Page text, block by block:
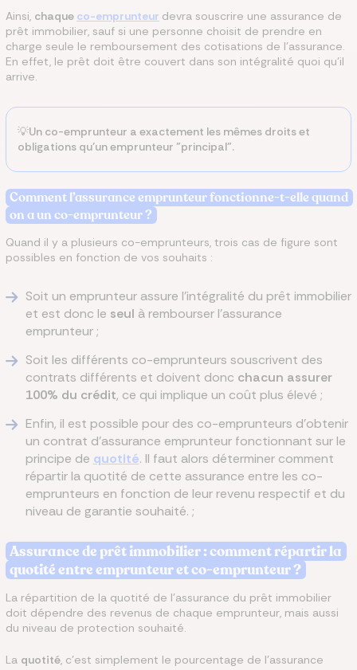
Ainsi, chaque co-emprunteur devra souscrire une assurance de
prêt immobilier, sauf si une personne choisit de prendre en
charge seule le remboursement des cotisations de l'assurance.
En effet, le prêt doit être couvert dans son intégralité quoi qu'il
arrive.
💡Un co-emprunteur a exactement les mêmes droits et
obligations qu’un emprunteur "principal".
Comment l’assurance emprunteur fonctionne-t-elle quand
on a un co-emprunteur ?
Quand il y a plusieurs co-emprunteurs, trois cas de figure sont
possibles en fonction de vos souhaits :
Soit un emprunteur assure l'intégralité du prêt immobilier
et est donc le seul à rembourser l'assurance
emprunteur ;
Soit les différents co-emprunteurs souscrivent des
contrats différents et doivent donc chacun assurer
100% du crédit, ce qui implique un coût plus élevé ;
Enfin, il est possible pour des co-emprunteurs d'obtenir
un contrat d'assurance emprunteur fonctionnant sur le
principe de quotité. Il faut alors déterminer comment
répartir la quotité de cette assurance entre les co-
emprunteurs en fonction de leur revenu respectif et du
niveau de garantie souhaité. ;
Assurance de prêt immobilier : comment répartir la
quotité entre emprunteur et co-emprunteur ?
La répartition de la quotité de l'assurance du prêt immobilier
doit dépendre des revenus de chaque emprunteur, mais aussi
du niveau de protection souhaité.
La quotité, c'est simplement le pourcentage de l'assurance